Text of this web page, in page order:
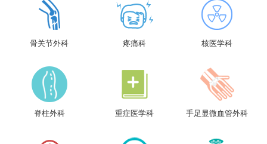
骨关节外科 疼痛科 核医学科
脊柱外科 重症医学科 手足显微血管外科